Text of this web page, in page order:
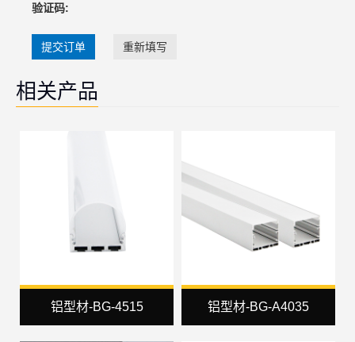
验证码:
提交订单 重新填写
相关产品
铝型材-BG-4515 铝型材-BG-A4035